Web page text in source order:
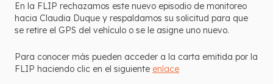
En la FLIP rechazamos este nuevo episodio de monitoreo
hacia Claudia Duque y respaldamos su solicitud para que
se retire el GPS del vehículo o se le asigne uno nuevo.
Para conocer más pueden acceder a la carta emitida por la
FLIP haciendo clic en el siguiente enlace